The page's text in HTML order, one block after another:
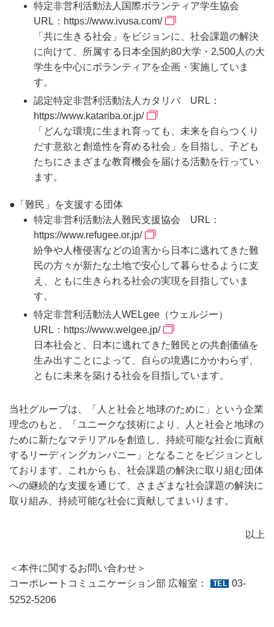
特定非営利活動法人国際ボランティア学生協会
URL： https://www.ivusa.com/
「共に生きる社会」をビジョンに、社会課題の解決
に向けて、所属する日本全国約80大学・2,500人の大
学生を中心にボランティアを企画・実施していま
す。
認定特定非営利活動法人カタリバ URL：
https://www.katariba.or.jp/
「どんな環境に生まれ育っても、未来を自らつくり
だす意欲と創造性を育める社会」を目指し、子ども
たちにさまざまな教育機会を届ける活動を行ってい
ます。
●「難民」を支援する団体
特定非営利活動法人難民支援協会 URL：
https://www.refugee.or.jp/
紛争や人権侵害などの迫害から日本に逃れてきた難
民の方々が新たな土地で安心して暮らせるように支
え、ともに生きられる社会の実現を目指していま
す。
特定非営利活動法人WELgee（ウェルジー）
URL： https://www.welgee.jp/
日本社会と、日本に逃れてきた難民との共創価値を
生み出すことによって、自らの境遇にかかわらず、
ともに未来を築ける社会を目指しています。
当社グループは、「人と社会と地球のために」という企業
理念のもと、「ユニークな技術により、人と社会と地球の
ために新たなマテリアルを創造し、持続可能な社会に貢献
するリーディングカンパニー」となることをビジョンとし
ております。これからも、社会課題の解決に取り組む団体
への継続的な支援を通じて、さまざまな社会課題の解決に
取り組み、持続可能な社会に貢献してまいります。
以上
＜本件に関するお問い合わせ＞
コーポレートコミュニケーション部 広報室：
03-
5252-5206